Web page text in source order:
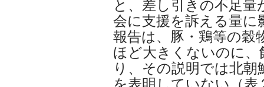
と、差し引きの不足
会に支援を訴える量に
報告は、豚・鶏等の穀
ほど大きくないのに
り、その説明では北